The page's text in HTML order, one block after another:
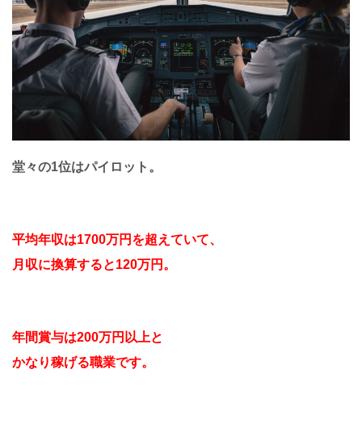
堂々の1位はパイロット。
平均年収は1700万円を超えていて、
月収に換算すると120万円。
年間賞与は200万円以上と
かなり稼げる職業です。